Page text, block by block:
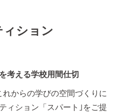
ぐことで、ホット・コール
室内の空調効率を改善
間を設置することで、働き
ぐことで、ホット・コール
室内の空調効率を改善
然とコミュニケーションが
ザイン折り戸
バーサルデザイン折り戸
ブース。誰もが使いやす
プトにありそうでなかった
ション
考える学校用間仕切
からの学びの空間づくりに
ィション「スパート｣をご提
ション
60厚スチール製高耐震間仕
今後Xisをご活用くださ
ぐことで、ホット・コール
室内の空調効率を改善
イディングウォール。操
ぐことで、ホット・コール
室内の空調効率を改善
実現するガラスパーティシ
ドア HDW
温もり』 『静けさ』などを
てくれます。